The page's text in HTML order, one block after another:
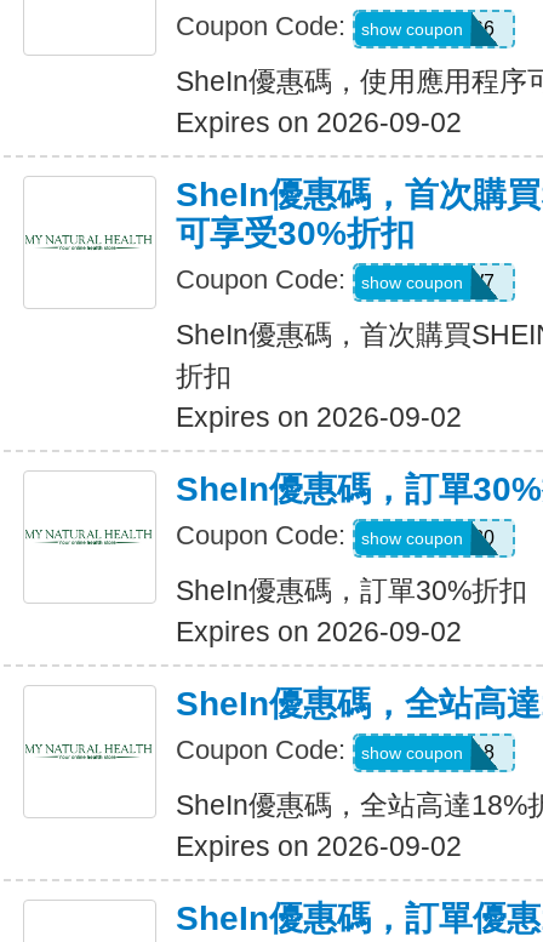
Coupon Code: 295KHS6
show coupon
SheIn優惠碼，使用應用程序
Expires on 2026-09-02
SheIn優惠碼，首次購
可享受30%折扣
Coupon Code: U3226W7
show coupon
SheIn優惠碼，首次購買
折扣
Expires on 2026-09-02
SheIn優惠碼，訂單
Coupon Code: newonly30
show coupon
SheIn優惠碼，訂單30%折扣
Expires on 2026-09-02
SheIn優惠碼，全站高
Coupon Code: MAY0B18
show coupon
SheIn優惠碼，全站高達18%
Expires on 2026-09-02
SheIn優惠碼，訂單優